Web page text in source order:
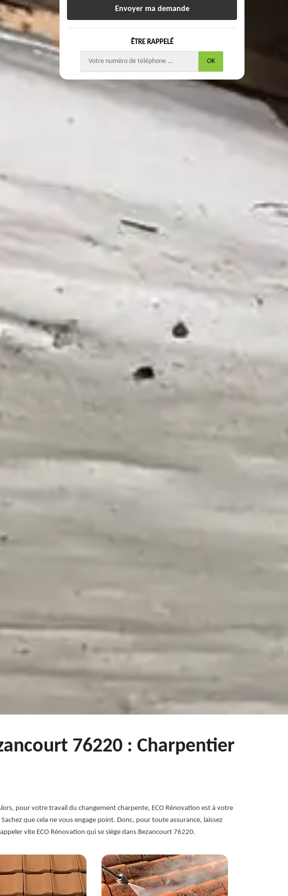
ÊTRE RAPPELÉ
76220 : Charpentier
pour votre travail du changement charpente, ECO Rénovation est à votre
que cela ne vous engage point. Donc, pour toute assurance, laissez
vite ECO Rénovation qui se siège dans Bezancourt 76220.